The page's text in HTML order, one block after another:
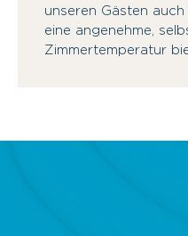
unseren Gästen
eine angenehme,
Zimmertemperatur